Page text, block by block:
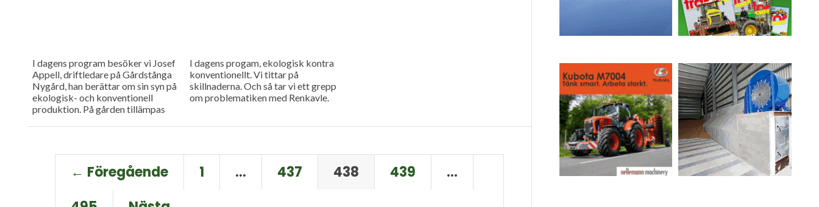
I dagens program besöker vi Josef
Appell, driftledare på Gårdstånga
Nygård, han berättar om sin syn på
ekologisk- och konventionell
produktion. På gården tillämpas
I dagens progam, ekologisk kontra
konventionellt. Vi tittar på
skillnaderna. Och så tar vi ett grepp
om problematiken med Renkavle.
← Föregående 1 … 437 438 439
…